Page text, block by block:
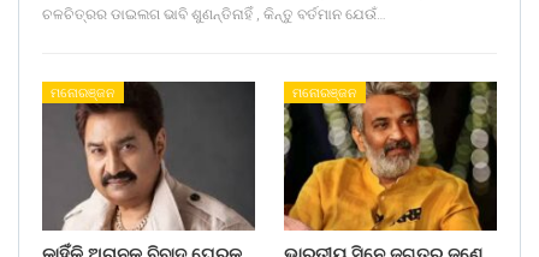
ଚଳଚିତ୍ରର ଡାଇଲଗ ଭାବି ଶୁଣନ୍ତିନାହିଁ , କିନ୍ତୁ ବର୍ତମାନ ଯେଉଁ…
ମନୋରଞ୍ଜନ ମନୋରଞ୍ଜନ